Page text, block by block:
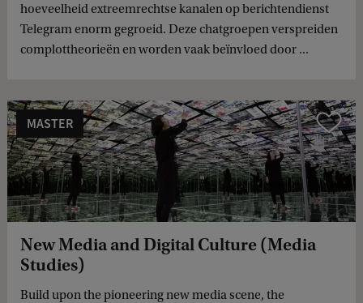
hoeveelheid extreemrechtse kanalen op berichtendienst
Telegram enorm gegroeid. Deze chatgroepen verspreiden
complottheorieën en worden vaak beïnvloed door ...
Vergelijk
MASTER
New Media and Digital Culture (Media
Studies)
Build upon the pioneering new media scene, the